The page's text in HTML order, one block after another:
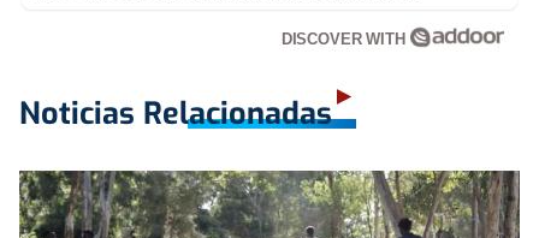
DISCOVER WITH
Noticias Relacionadas